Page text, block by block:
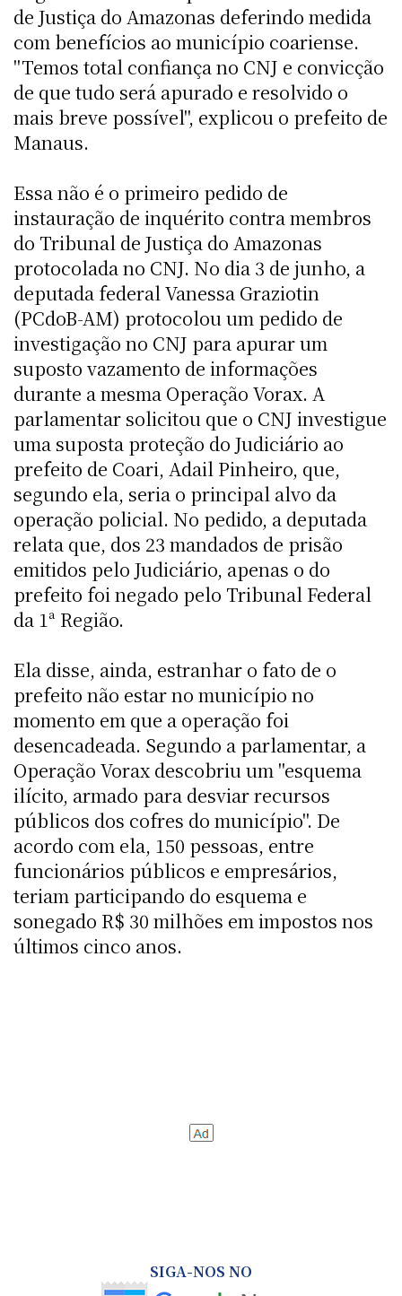
de Justiça do Amazonas deferindo medida
com benefícios ao município coariense.
"Temos total confiança no CNJ e convicção
de que tudo será apurado e resolvido o
mais breve possível", explicou o prefeito de
Manaus.
Essa não é o primeiro pedido de
instauração de inquérito contra membros
do Tribunal de Justiça do Amazonas
protocolada no CNJ. No dia 3 de junho, a
deputada federal Vanessa Graziotin
(PCdoB-AM) protocolou um pedido de
investigação no CNJ para apurar um
suposto vazamento de informações
durante a mesma Operação Vorax. A
parlamentar solicitou que o CNJ investigue
uma suposta proteção do Judiciário ao
prefeito de Coari, Adail Pinheiro, que,
segundo ela, seria o principal alvo da
operação policial. No pedido, a deputada
relata que, dos 23 mandados de prisão
emitidos pelo Judiciário, apenas o do
prefeito foi negado pelo Tribunal Federal
da 1ª Região.
Ela disse, ainda, estranhar o fato de o
prefeito não estar no município no
momento em que a operação foi
desencadeada. Segundo a parlamentar, a
Operação Vorax descobriu um "esquema
ilícito, armado para desviar recursos
públicos dos cofres do município". De
acordo com ela, 150 pessoas, entre
funcionários públicos e empresários,
teriam participando do esquema e
sonegado R$ 30 milhões em impostos nos
últimos cinco anos.
SIGA-NOS NO